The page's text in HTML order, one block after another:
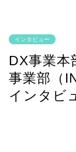
インタビュー
DX事業
事業部（
インタビ